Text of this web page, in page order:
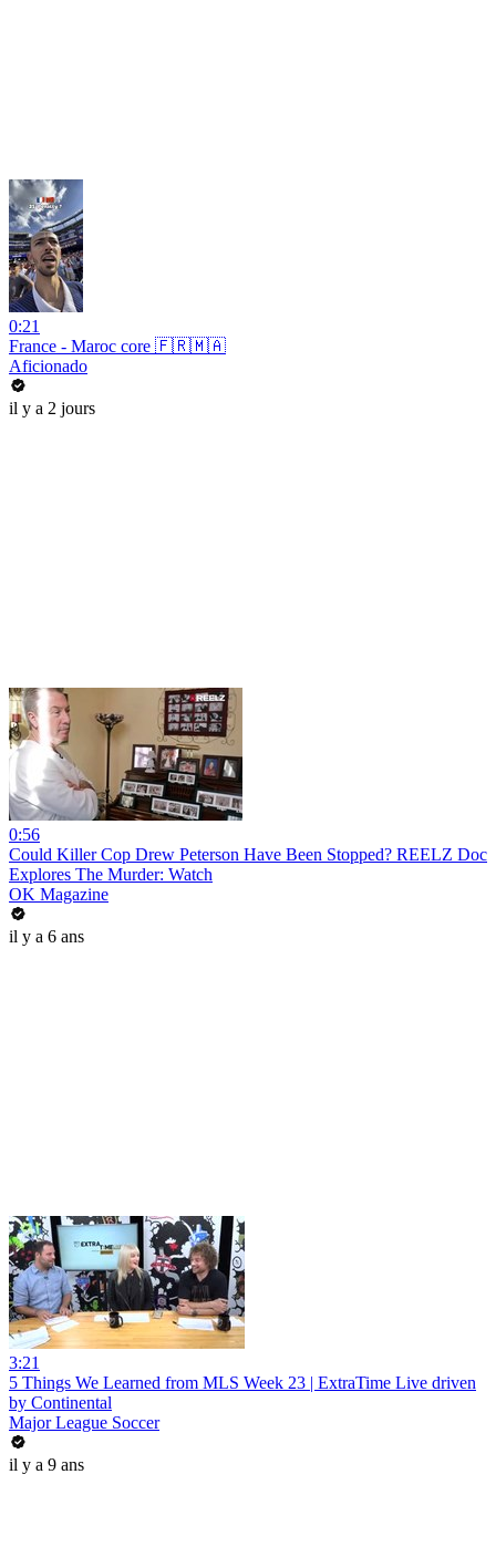
0:21
France - Maroc core 🇫🇷🇲🇦
Aficionado
il y a 2 jours
0:56
Could Killer Cop Drew Peterson Have Been Stopped? REELZ Doc
Explores The Murder: Watch
OK Magazine
il y a 6 ans
3:21
5 Things We Learned from MLS Week 23 | ExtraTime Live driven
by Continental
Major League Soccer
il y a 9 ans